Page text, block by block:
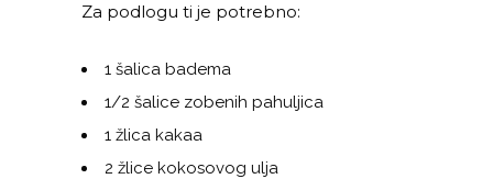
Za podlogu ti je potrebno:
1 šalica badema
1/2 šalice zobenih pahuljica
1 žlica kakaa
2 žlice kokosovog ulja